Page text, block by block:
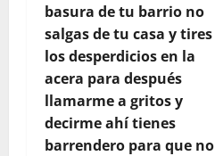
basura de tu barrio no
salgas de tu casa y tires
los desperdicios en la
acera para después
llamarme a gritos y
decirme ahí tienes
barrendero para que no